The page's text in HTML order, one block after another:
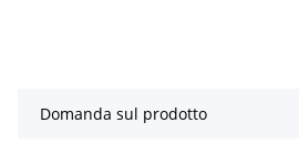
Domanda sul prodotto